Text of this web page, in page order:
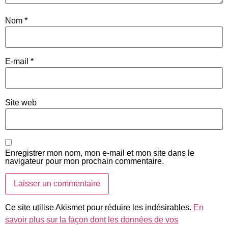
Nom *
E-mail *
Site web
Enregistrer mon nom, mon e-mail et mon site dans le
navigateur pour mon prochain commentaire.
Ce site utilise Akismet pour réduire les indésirables. En
savoir plus sur la façon dont les données de vos